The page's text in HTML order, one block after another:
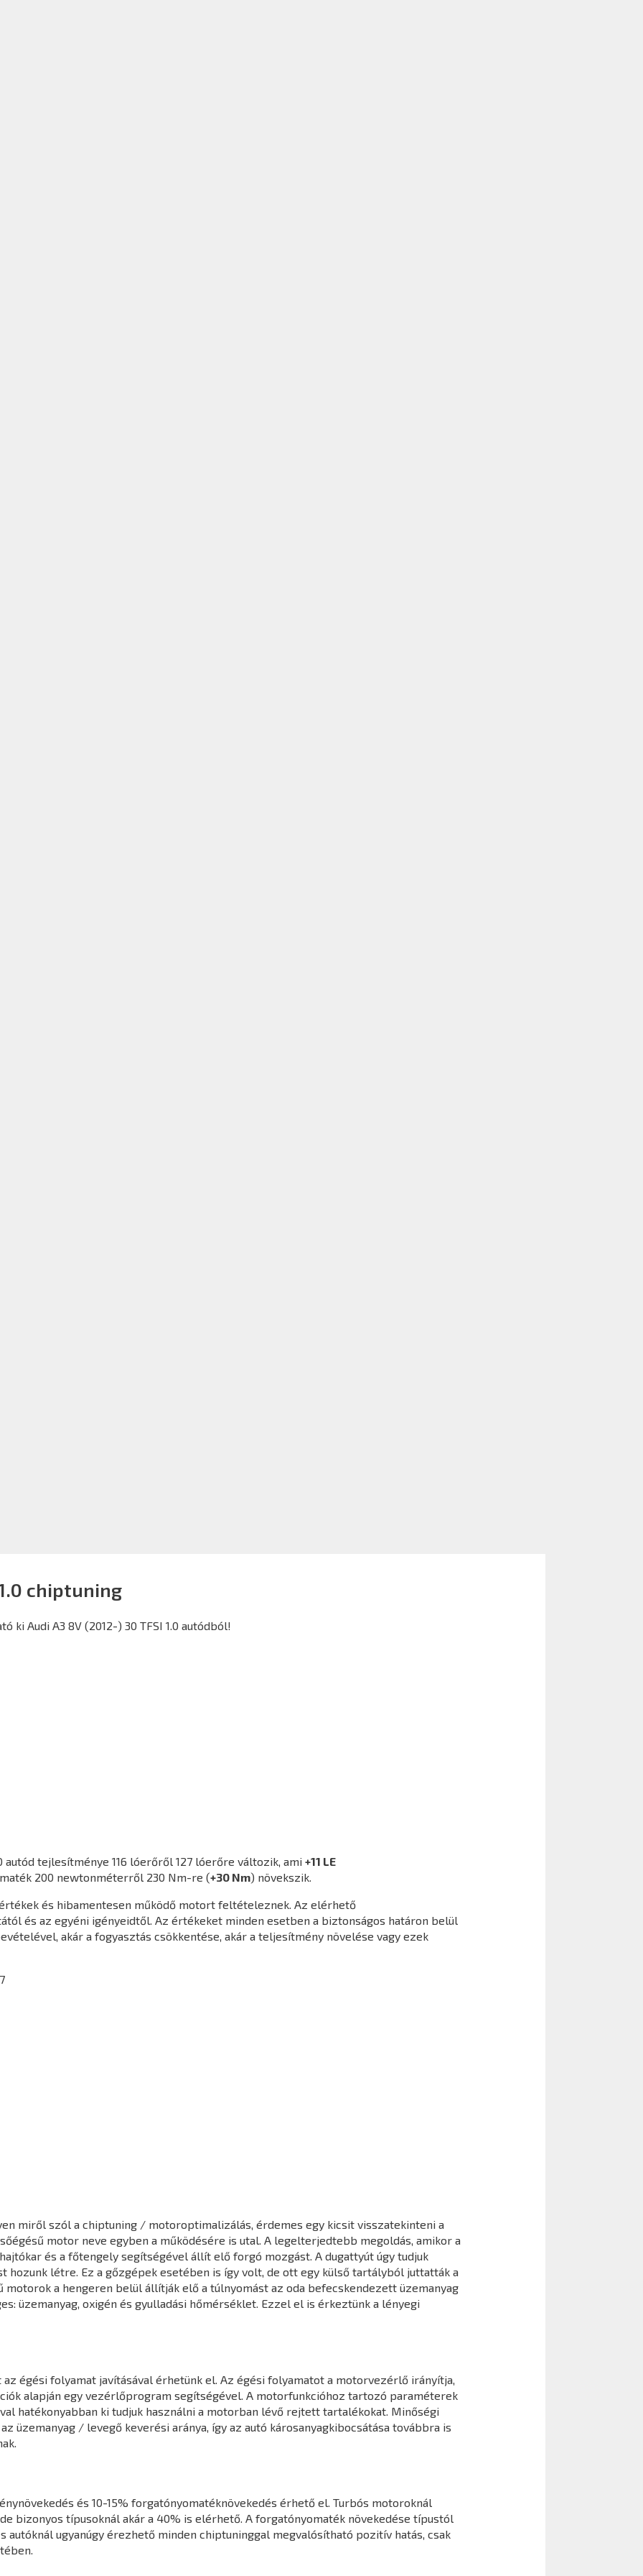
chiptuning
Audi A3 8V (2012-) 30 TFSI 1.0 autódból!
autód tejlesítménye 116 lóerőről 127 lóerőre változik, ami +11 LE
200 newtonméterről 230 Nm-re (+30 Nm) növekszik.
és hibamentesen működő motort feltételeznek. Az elérhető
és az egyéni igényeidtől. Az értékeket minden esetben a biztonságos határon belül
akár a fogyasztás csökkentése, akár a teljesítmény növelése vagy ezek
miről szól a chiptuning / motoroptimalizálás, érdemes egy kicsit visszatekinteni a
motor neve egyben a működésére is utal. A legelterjedtebb megoldás, amikor a
és a főtengely segítségével állít elő forgó mozgást. A dugattyút úgy tudjuk
hozunk létre. Ez a gőzgépek esetében is így volt, de ott egy külső tartályból juttatták a
motorok a hengeren belül állítják elő a túlnyomást az oda befecskendezett üzemanyag
üzemanyag, oxigén és gyulladási hőmérséklet. Ezzel el is érkeztünk a lényegi
égési folyamat javításával érhetünk el. Az égési folyamatot a motorvezérlő irányítja,
alapján egy vezérlőprogram segítségével. A motorfunkcióhoz tartozó paraméterek
hatékonyabban ki tudjuk használni a motorban lévő rejtett tartalékokat. Minőségi
üzemanyag / levegő keverési aránya, így az autó károsanyagkibocsátása továbbra is
és 10-15% forgatónyomatéknövekedés érhető el. Turbós motoroknál
bizonyos típusoknál akár a 40% is elérhető. A forgatónyomaték növekedése típustól
autóknál ugyanúgy érezhető minden chiptuninggal megvalósítható pozitív hatás, csak